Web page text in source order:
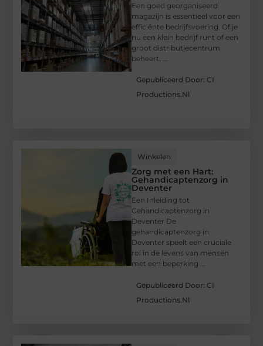
Een goed georganiseerd
magazijn is essentieel voor een
efficiënte bedrijfsvoering. Of je
nu een klein bedrijf runt of een
groot distributiecentrum
beheert, ...
Gepubliceerd Door: CI
Productions.nl
Winkelen
Zorg met een Hart:
Gehandicaptenzorg in
Deventer
Een Inleiding tot
Gehandicaptenzorg in
Deventer De
gehandicaptenzorg in
Deventer speelt een cruciale
rol in de levens van mensen
met een beperking ...
Gepubliceerd Door: CI
Productions.nl